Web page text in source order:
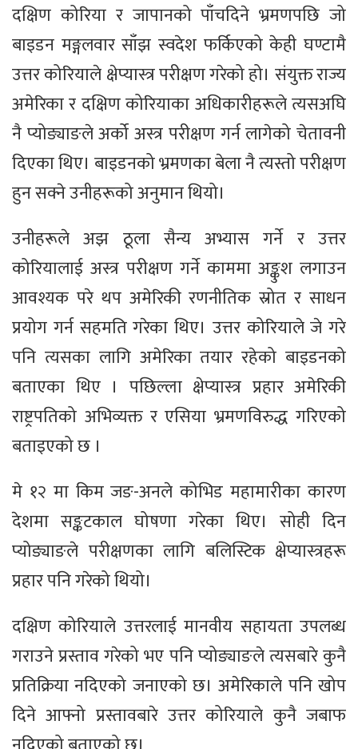
दक्षिण कोरिया र जापानको पाँचदिने भ्रमणपछि जो
बाइडन मङ्गलवार साँझ स्वदेश फर्किएको केही घण्टामै
उत्तर कोरियाले क्षेप्यास्त्र परीक्षण गरेको हो। संयुक्त राज्य
अमेरिका र दक्षिण कोरियाका अधिकारीहरूले त्यसअघि
नै प्योङ्याङले अर्को अस्त्र परीक्षण गर्न लागेको चेतावनी
दिएका थिए। बाइडनको भ्रमणका बेला नै त्यस्तो परीक्षण
हुन सक्ने उनीहरूको अनुमान थियो।
उनीहरूले अझ ठूला सैन्य अभ्यास गर्ने र उत्तर
कोरियालाई अस्त्र परीक्षण गर्ने काममा अङ्कुश लगाउन
आवश्यक परे थप अमेरिकी रणनीतिक स्रोत र साधन
प्रयोग गर्न सहमति गरेका थिए। उत्तर कोरियाले जे गरे
पनि त्यसका लागि अमेरिका तयार रहेको बाइडनको
बताएका थिए । पछिल्ला क्षेप्यास्त्र प्रहार अमेरिकी
राष्ट्रपतिको अभिव्यक्त र एसिया भ्रमणविरुद्ध गरिएको
बताइएको छ ।
मे १२ मा किम जङ-अनले कोभिड महामारीका कारण
देशमा सङ्कटकाल घोषणा गरेका थिए। सोही दिन
प्योङ्याङले परीक्षणका लागि बलिस्टिक क्षेप्यास्त्रहरू
प्रहार पनि गरेको थियो।
दक्षिण कोरियाले उत्तरलाई मानवीय सहायता उपलब्ध
गराउने प्रस्ताव गरेको भए पनि प्योङ्याङले त्यसबारे कुनै
प्रतिक्रिया नदिएको जनाएको छ। अमेरिकाले पनि खोप
दिने आफ्नो प्रस्तावबारे उत्तर कोरियाले कुनै जबाफ